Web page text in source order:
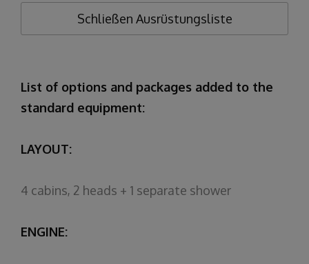
Schließen Ausrüstungsliste
List of options and packages added to the
standard equipment:
LAYOUT:
4 cabins, 2 heads + 1 separate shower
ENGINE: